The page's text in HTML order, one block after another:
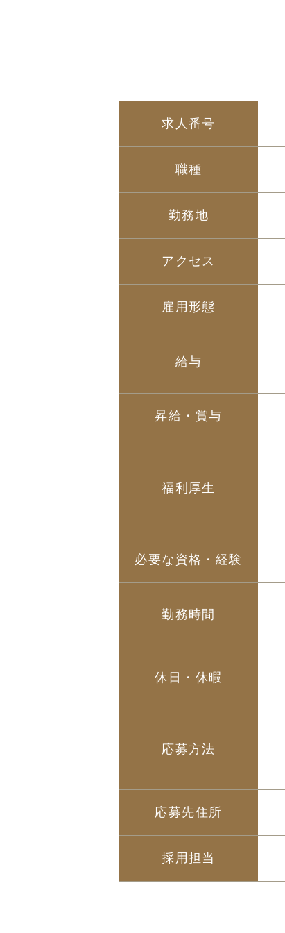
求人番号
職種
勤務地
アクセス
雇用形態
給与
昇給・賞与
福利厚生
必要な資格・経験
勤務時間
休日・休暇
応募方法
応募先住所
採用担当